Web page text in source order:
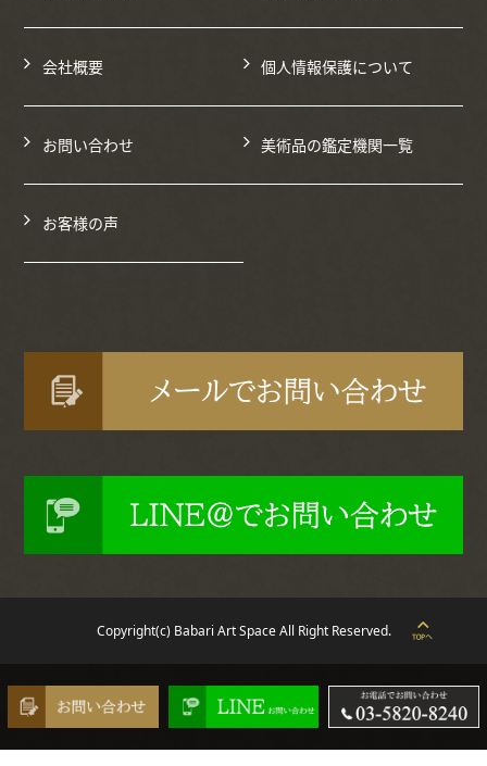
会社概要 個人情報保護について
お問い合わせ 美術品の鑑定機関一覧
お客様の声
Copyright(c) Babari Art Space All Right Reserved.